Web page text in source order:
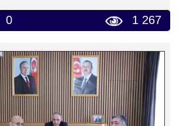
0 1 267